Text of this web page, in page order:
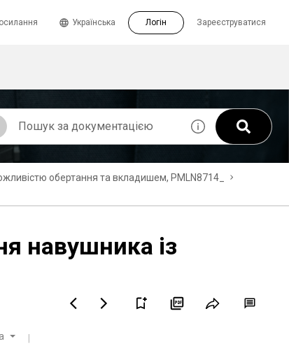
Зареєструватися
Українська Логін
обертання та вкладишем, PMLN8714_
навушника із